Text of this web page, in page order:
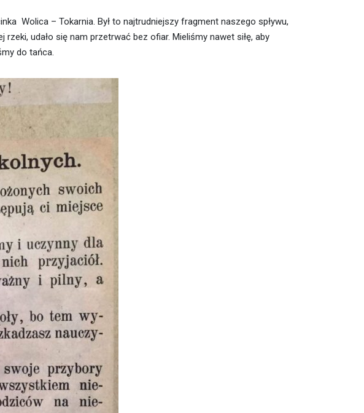
Wolica – Tokarnia. Był to najtrudniejszy fragment naszego spływu,
udało się nam przetrwać bez ofiar. Mieliśmy nawet siłę, aby
do tańca.